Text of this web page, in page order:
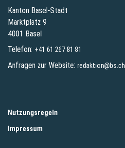
Kanton Basel-Stadt
Marktplatz 9
4001 Basel
Telefon: +41 61 267 81 81
Anfragen zur Website: redaktion@bs.ch
Nutzungsregeln
Impressum